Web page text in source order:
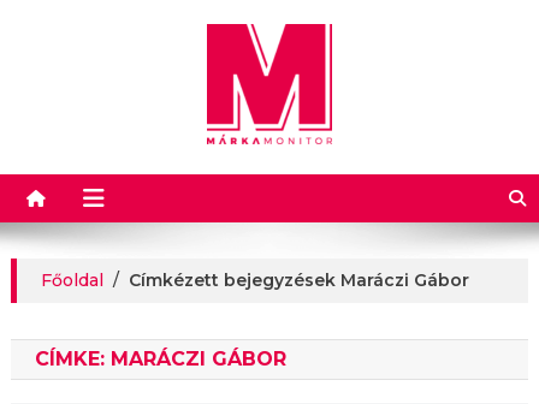
Márkamonitor
Főoldal / Címkézett bejegyzések Maráczi Gábor
CÍMKE: MARÁCZI GÁBOR